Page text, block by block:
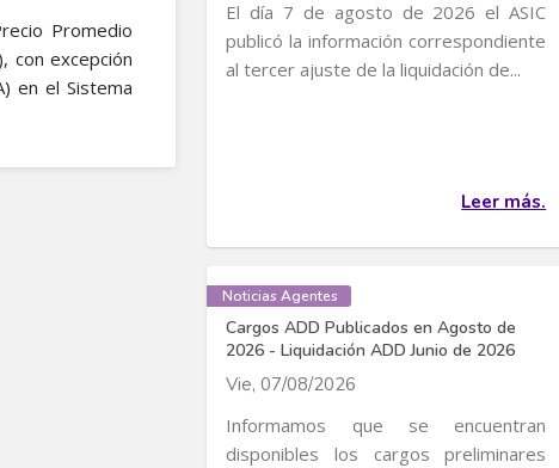
Promedio
con excepción
en el Sistema
El día 7 de agosto de 2026 el ASIC
publicó la información correspondiente
al tercer ajuste de la liquidación de...
Leer más.
Noticias Agentes
Cargos ADD Publicados en Agosto de
2026 - Liquidación ADD Junio de 2026
Vie, 07/08/2026
Informamos que se encuentran
disponibles los cargos preliminares